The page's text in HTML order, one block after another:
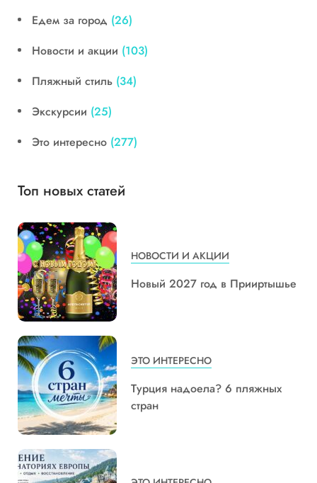
Едем за город (26)
Новости и акции (103)
Пляжный стиль (34)
Экскурсии (25)
Это интересно (277)
Топ новых статей
НОВОСТИ И АКЦИИ
Новый 2027 год в Прииртышье
ЭТО ИНТЕРЕСНО
Турция надоела? 6 пляжных
стран